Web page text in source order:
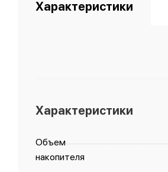
Характеристики
Характеристики
Объем
накопителя